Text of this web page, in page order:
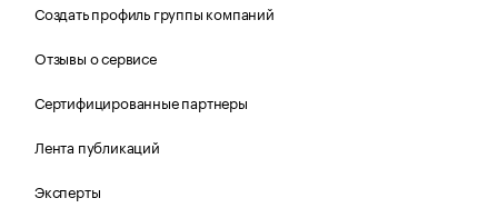
Создать профиль группы компаний
Отзывы о сервисе
Сертифицированные партнеры
Лента публикаций
Эксперты